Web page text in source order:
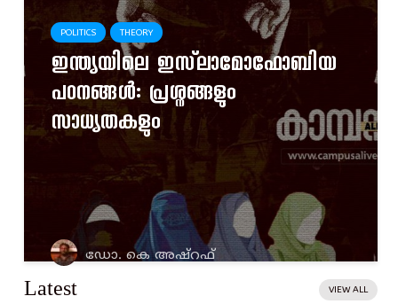
POLITICS THEORY
ഇന്ത്യയിലെ ഇസ്‌ലാമോഫോബിയ
പഠനങ്ങൾ: പ്രശ്നങ്ങളും
സാധ്യതകളും
ഡോ. കെ അഷ്‌റഫ്‌
Latest VIEW ALL